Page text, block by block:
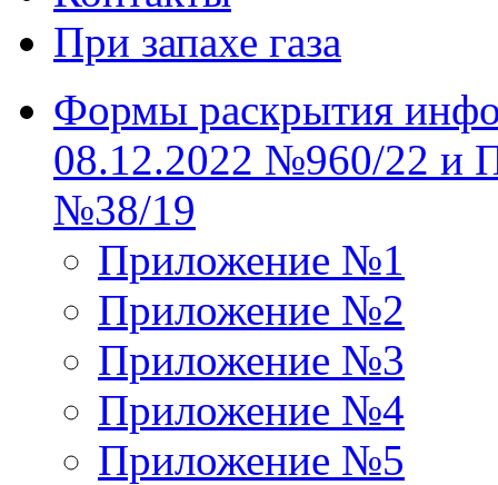
При запахе газа
Формы раскрытия
08.12.2022 №960/22 и
№38/19
Приложение №1
Приложение №2
Приложение №3
Приложение №4
Приложение №5